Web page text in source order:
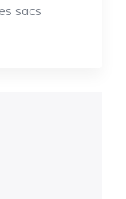
sacs